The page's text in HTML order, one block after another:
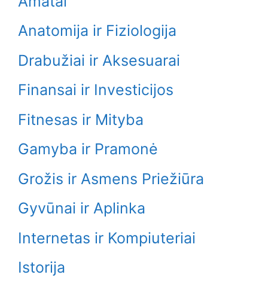
Anatomija ir Fiziologija
Drabužiai ir Aksesuarai
Finansai ir Investicijos
Fitnesas ir Mityba
Gamyba ir Pramonė
Grožis ir Asmens Priežiūra
Gyvūnai ir Aplinka
Internetas ir Kompiuteriai
Istorija